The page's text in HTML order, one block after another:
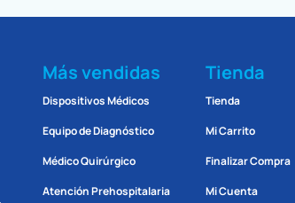
Más vendidas
Dispositivos Médicos
Equipo de Diagnóstico
Médico Quirúrgico
Atención Prehospitalaria
Tienda
Tienda
Mi Carrito
Finalizar Compra
Mi Cuenta